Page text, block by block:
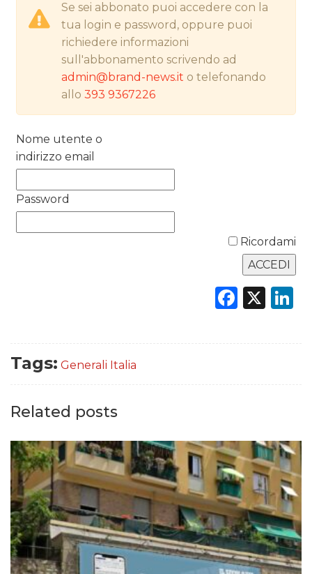
PREVISIONI/SCENARI
Se sei abbonato puoi accedere con la
tua login e password, oppure puoi
richiedere informazioni
sull'abbonamento scrivendo ad
admin@brand-news.it o telefonando
allo393 9367226
Nome utente o
indirizzo email
Password
Ricordami
X
Tags: Generali Italia
Related posts